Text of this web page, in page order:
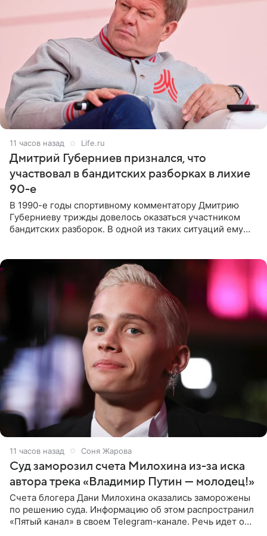
11 часов назад Life.ru
Дмитрий Губерниев признался, что
участвовал в бандитских разборках в лихие
90-е
В 1990-е годы спортивному комментатору Дмитрию
Губерниеву трижды довелось оказаться участником
бандитских разборок. В одной из таких ситуаций ему
11 часов назад Соня Жарова
Суд заморозил счета Милохина из-за иска
автора трека «Владимир Путин — молодец!»
Счета блогера Дани Милохина оказались заморожены
по решению суда. Информацию об этом распространил
«Пятый канал» в своем Telegram-канале. Речь идет о